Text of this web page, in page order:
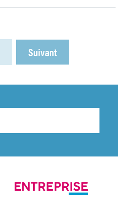
Suivant